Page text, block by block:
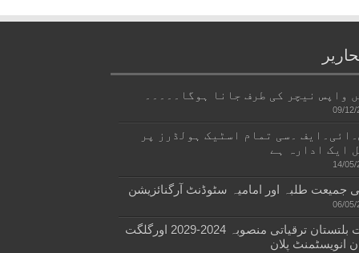
واپس نیچر کی طرف جانا ہوگا۔۔۔۔۔
09/12/
۔سی تمام اسٹیک ہولڈرز پر
ایک ادارہ ہے
14/05/
جمیعت طلبہ اور امامیہ سٹوڈنٹ آرگنائزیشن
06/05/
گلگت بلتستان ترقیاتی منصوبہ 2024-2029 اورگلگت
انویسٹمنٹ پلان